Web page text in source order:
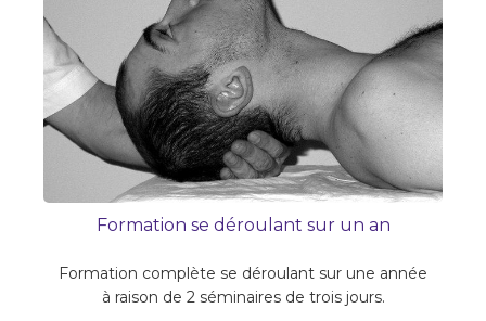
Formation se déroulant sur un an
Formation complète se déroulant sur une année
à raison de 2 séminaires de trois jours.